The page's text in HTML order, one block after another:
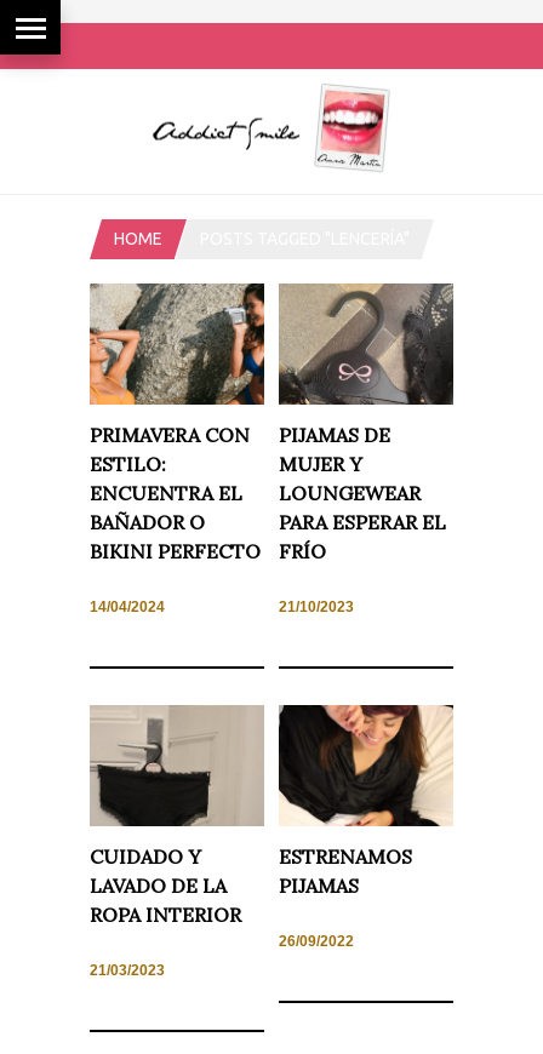
HOME
PRIMAVERA CON
ESTILO:
ENCUENTRA EL
BAÑADOR O
BIKINI PERFECTO
14/04/2024
PIJAMAS DE
MUJER Y
LOUNGEWEAR
PARA ESPERAR EL
FRÍO
21/10/2023
CUIDADO Y
LAVADO DE LA
ROPA INTERIOR
21/03/2023
ESTRENAMOS
PIJAMAS
26/09/2022
Necesarias
Estadísticas
opcionales.
necesarias
funcione la
podamos
mejorar la
y estructura